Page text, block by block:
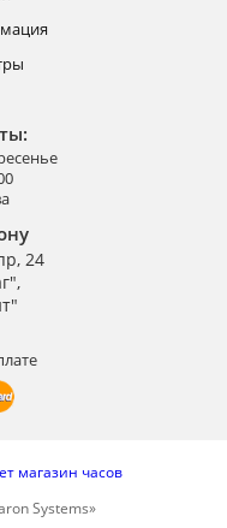
24
магазин часов
Systems»